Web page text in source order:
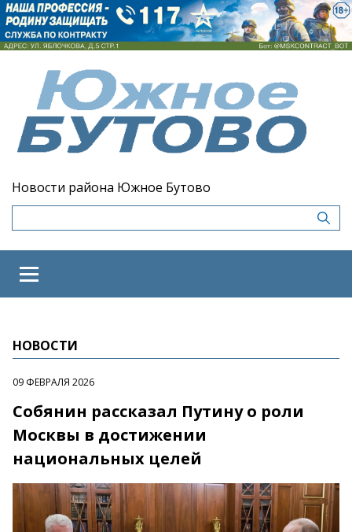
Новости района Южное Бутово
НОВОСТИ
09 ФЕВРАЛЯ 2026
Собянин рассказал Путину о роли
Москвы в достижении
национальных целей